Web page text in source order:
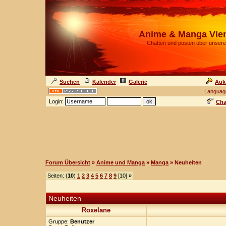
Anime & Manga
Chatten und posten über
Suchen Kalender Galerie
Login:
Forum Übersicht » Anime und Manga » Manga » Neuheiten
Seiten: (10) 1 2 3 4 5 6 7 8 9 [10] »
Neuheiten
Roxelane
Gruppe: Benutzer